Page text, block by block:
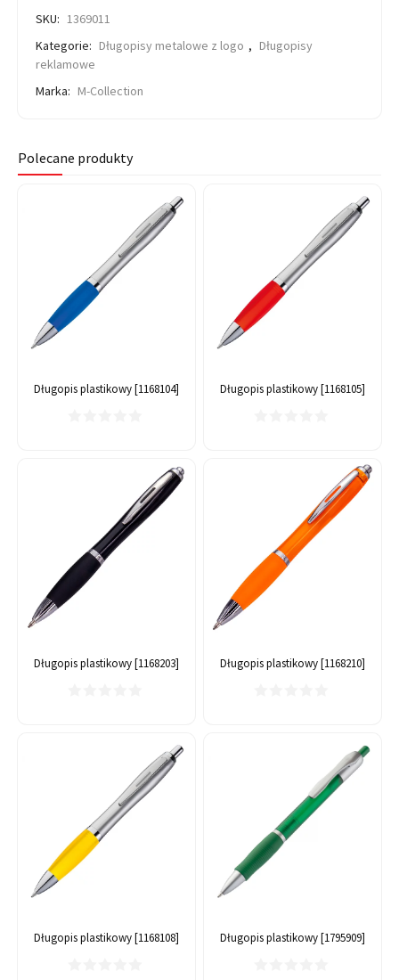
SKU: 1369011
Kategorie: Długopisy metalowe z logo , Długopisy
reklamowe
Marka: M-Collection
Polecane produkty
Długopis plastikowy [1168104] Długopis plastikowy [1168105]
Długopis plastikowy [1168203] Długopis plastikowy [1168210]
Długopis plastikowy [1168108] Długopis plastikowy [1795909]